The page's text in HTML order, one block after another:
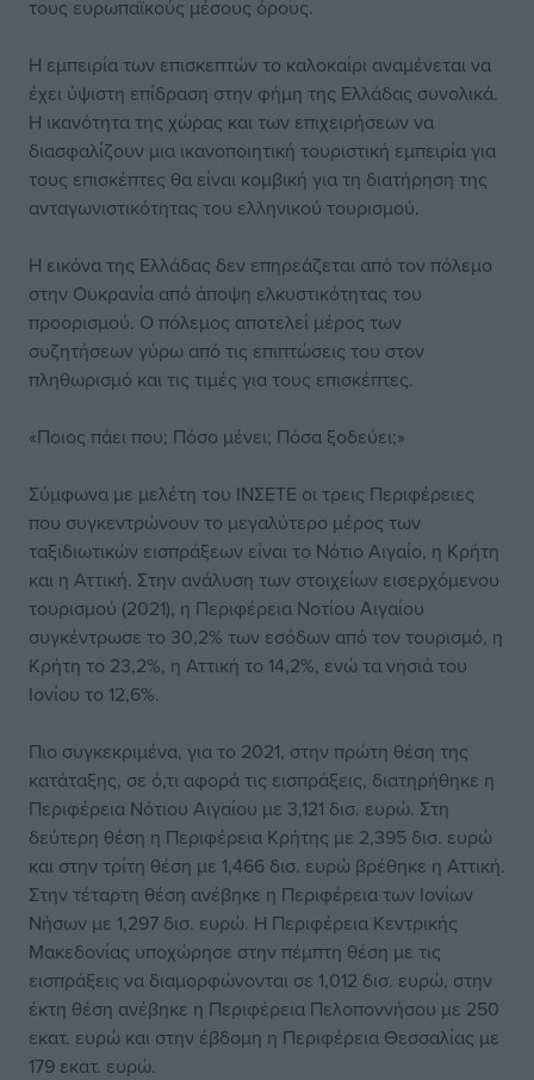
τους ευρωπαϊκούς μέσους όρους.
Η εμπειρία των επισκεπτών το καλοκαίρι αναμένεται να
έχει ύψιστη επίδραση στην φήμη της Ελλάδας συνολικά.
Η ικανότητα της χώρας και των επιχειρήσεων να
διασφαλίζουν μια ικανοποιητική τουριστική εμπειρία για
τους επισκέπτες θα είναι κομβική για τη διατήρηση της
ανταγωνιστικότητας του ελληνικού τουρισμού.
Η εικόνα της Ελλάδας δεν επηρεάζεται από τον πόλεμο
στην Ουκρανία από άποψη ελκυστικότητας του
προορισμού. Ο πόλεμος αποτελεί μέρος των
συζητήσεων γύρω από τις επιπτώσεις του στον
πληθωρισμό και τις τιμές για τους επισκέπτες.
«Ποιος πάει που; Πόσο μένει; Πόσα ξοδεύει;»
Σύμφωνα με μελέτη του ΙΝΣΕΤΕ οι τρεις Περιφέρειες
που συγκεντρώνουν το μεγαλύτερο μέρος των
ταξιδιωτικών εισπράξεων είναι το Νότιο Αιγαίο, η Κρήτη
και η Αττική. Στην ανάλυση των στοιχείων εισερχόμενου
τουρισμού (2021), η Περιφέρεια Νοτίου Αιγαίου
συγκέντρωσε το 30,2% των εσόδων από τον τουρισμό, η
Κρήτη το 23,2%, η Αττική το 14,2%, ενώ τα νησιά του
Ιονίου το 12,6%.
Πιο συγκεκριμένα, για το 2021, στην πρώτη θέση της
κατάταξης, σε ό,τι αφορά τις εισπράξεις, διατηρήθηκε η
Περιφέρεια Νότιου Αιγαίου με 3,121 δισ. ευρώ. Στη
δεύτερη θέση η Περιφέρεια Κρήτης με 2,395 δισ. ευρώ
και στην τρίτη θέση με 1,466 δισ. ευρώ βρέθηκε η Αττική.
Στην τέταρτη θέση ανέβηκε η Περιφέρεια των Ιονίων
Νήσων με 1,297 δισ. ευρώ. Η Περιφέρεια Κεντρικής
Μακεδονίας υποχώρησε στην πέμπτη θέση με τις
εισπράξεις να διαμορφώνονται σε 1,012 δισ. ευρώ, στην
έκτη θέση ανέβηκε η Περιφέρεια Πελοποννήσου με 250
εκατ. ευρώ και στην έβδομη η Περιφέρεια Θεσσαλίας με
179 εκατ. ευρώ.